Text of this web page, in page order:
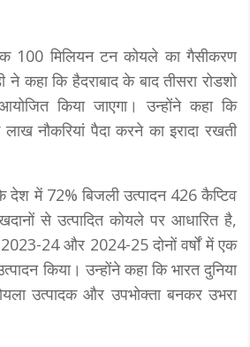
100 मिलियन टन कोयले का गैसीकरण
कहा कि हैदराबाद के बाद तीसरा रोडशो
किया जाएगा। उन्होंने कहा कि
नौकरियां पैदा करने का इरादा रखती
देश में 72% बिजली उत्पादन 426 कैप्टिव
से उत्पादित कोयले पर आधारित है,
24 और 2024-25 दोनों वर्षों में एक
किया। उन्होंने कहा कि भारत दुनिया
उत्पादक और उपभोक्ता बनकर उभरा